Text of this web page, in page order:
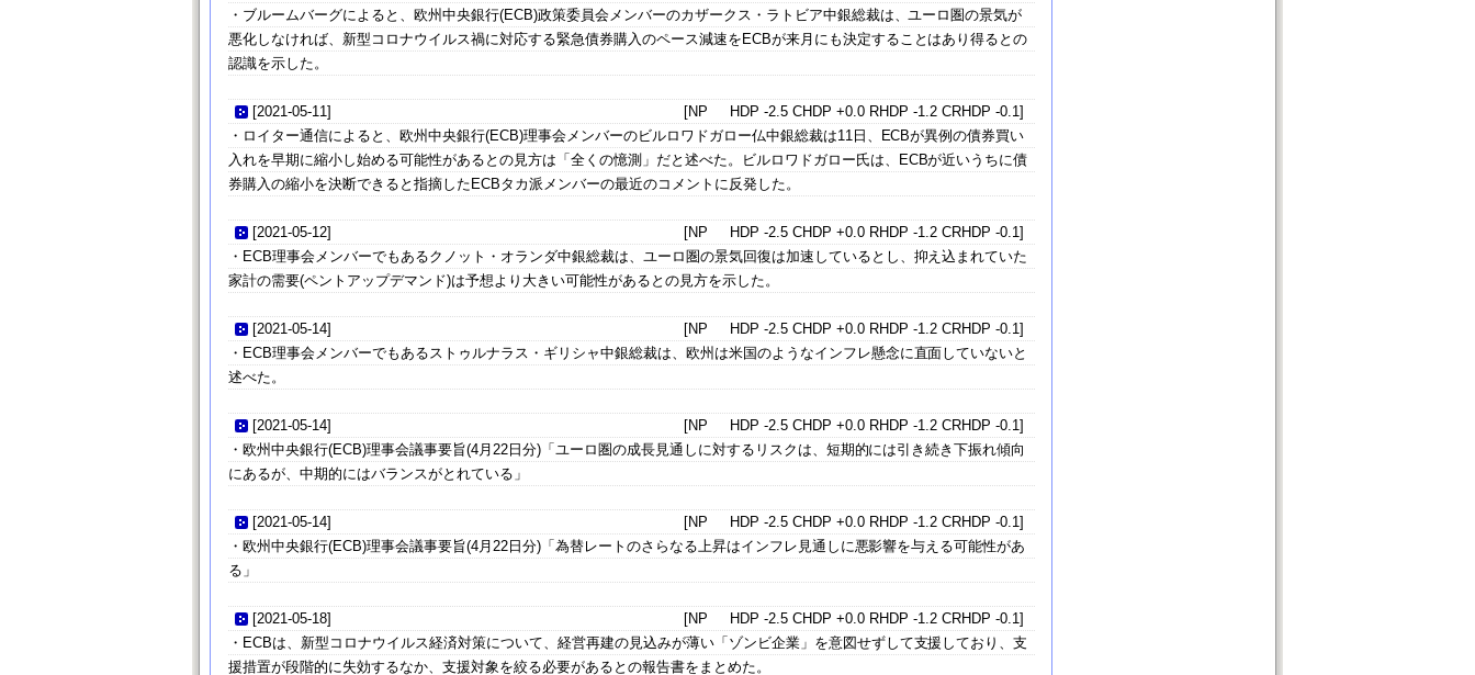
・ブルームバーグによると、欧州中央銀行(ECB)政策委員会メンバーのカザークス・ラトビア中銀総裁は、ユーロ圏の景気が
悪化しなければ、新型コロナウイルス禍に対応する緊急債券購入のペース減速をECBが来月にも決定することはあり得るとの
認識を示した。
[2021-05-11]
[NP HDP -2.5 CHDP +0.0 RHDP -1.2 CRHDP -0.1]
・ロイター通信によると、欧州中央銀行(ECB)理事会メンバーのビルロワドガロー仏中銀総裁は11日、ECBが異例の債券買い
入れを早期に縮小し始める可能性があるとの見方は「全くの憶測」だと述べた。ビルロワドガロー氏は、ECBが近いうちに債
券購入の縮小を決断できると指摘したECBタカ派メンバーの最近のコメントに反発した。
[2021-05-12]
[NP HDP -2.5 CHDP +0.0 RHDP -1.2 CRHDP -0.1]
・ECB理事会メンバーでもあるクノット・オランダ中銀総裁は、ユーロ圏の景気回復は加速しているとし、抑え込まれていた
家計の需要(ペントアップデマンド)は予想より大きい可能性があるとの見方を示した。
[2021-05-14]
[NP HDP -2.5 CHDP +0.0 RHDP -1.2 CRHDP -0.1]
・ECB理事会メンバーでもあるストゥルナラス・ギリシャ中銀総裁は、欧州は米国のようなインフレ懸念に直面していないと
述べた。
[2021-05-14]
[NP HDP -2.5 CHDP +0.0 RHDP -1.2 CRHDP -0.1]
・欧州中央銀行(ECB)理事会議事要旨(4月22日分)「ユーロ圏の成長見通しに対するリスクは、短期的には引き続き下振れ傾向
にあるが、中期的にはバランスがとれている」
[2021-05-14]
[NP HDP -2.5 CHDP +0.0 RHDP -1.2 CRHDP -0.1]
・欧州中央銀行(ECB)理事会議事要旨(4月22日分)「為替レートのさらなる上昇はインフレ見通しに悪影響を与える可能性があ
る」
[2021-05-18]
[NP HDP -2.5 CHDP +0.0 RHDP -1.2 CRHDP -0.1]
・ECBは、新型コロナウイルス経済対策について、経営再建の見込みが薄い「ゾンビ企業」を意図せずして支援しており、支
援措置が段階的に失効するなか、支援対象を絞る必要があるとの報告書をまとめた。